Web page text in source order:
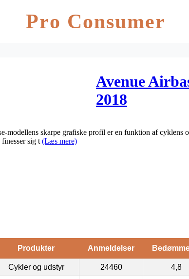
Pro Consumer
Avenue
2018
modellens skarpe grafiske profil er en funktion af cyklens
sig t (Læs mere)
Produkter Anmeldelser
Cykler og udstyr 24460 4,8